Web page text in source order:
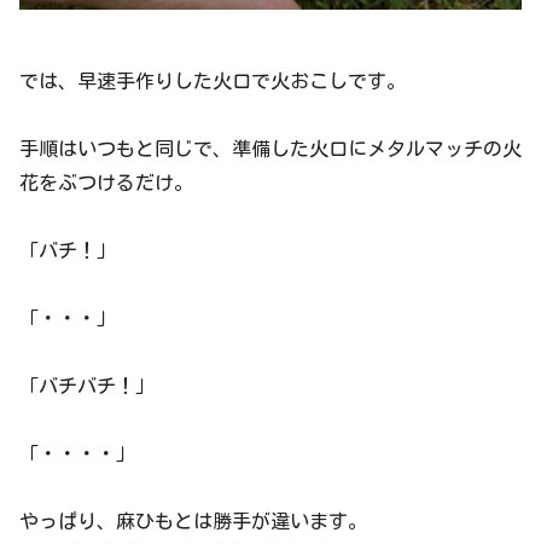
では、早速手作りした火口で火おこしです。
手順はいつもと同じで、準備した火口にメタルマッチの火
花をぶつけるだけ。
「バチ！」
「・・・」
「バチバチ！」
「・・・・」
やっぱり、麻ひもとは勝手が違います。